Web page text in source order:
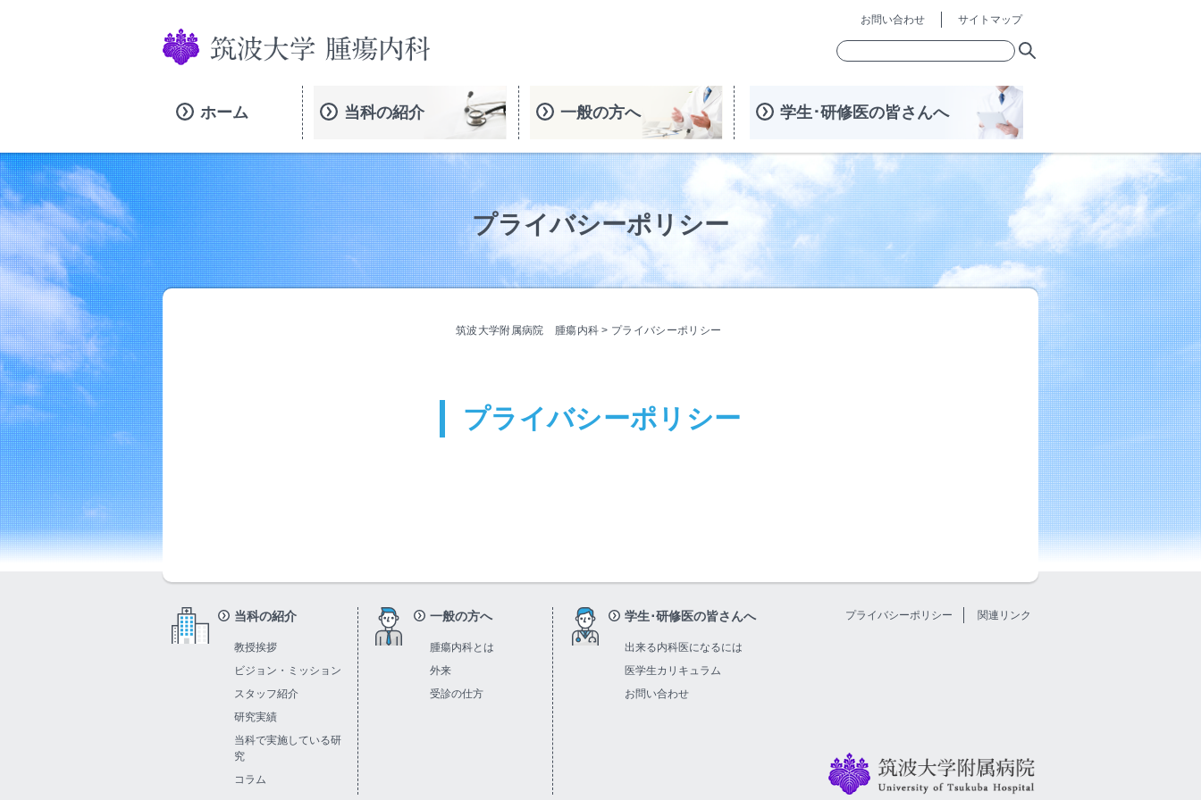
お問い合わせ サイトマップ
ホーム 当科の紹介 一般の方へ 学生･研修医の皆さんへ
プライバシーポリシー
筑波大学附属病院 腫瘍内科 > プライバシーポリシー
プライバシーポリシー
当科の紹介
教授挨拶
ビジョン・ミッション
スタッフ紹介
研究実績
当科で実施している研
究
コラム
一般の方へ
腫瘍内科とは
外来
受診の仕方
学生･研修医の皆さんへ
出来る内科医になるには
医学生カリキュラム
お問い合わせ
プライバシーポリシー 関連リンク